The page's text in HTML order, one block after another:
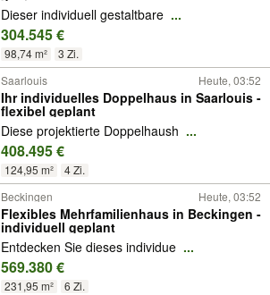
Dieser individuell gestaltbare ...
304.545 €
98,74 m² 3 Zi.
Saarlouis Heute, 03:52
Ihr individuelles Doppelhaus in Saarlouis -
flexibel geplant
Diese projektierte Doppelhaush ...
408.495 €
124,95 m² 4 Zi.
Beckingen Heute, 03:52
Flexibles Mehrfamilienhaus in Beckingen -
individuell geplant
Entdecken Sie dieses individue ...
569.380 €
231,95 m² 6 Zi.